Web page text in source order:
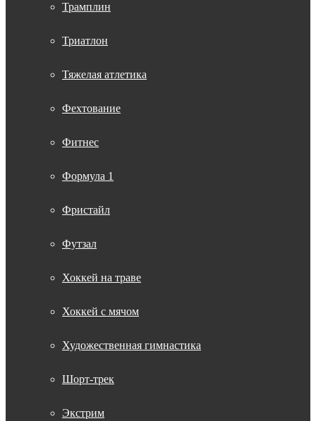
Трамплин
Триатлон
Тяжелая атлетика
Фехтование
Фитнес
Формула 1
Фристайл
Футзал
Хоккей на траве
Хоккей с мячом
Художественная гимнастика
Шорт-трек
Экстрим